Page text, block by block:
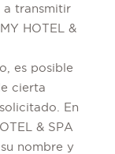
a transmitir
HOTEL &
es posible
cierta
En
& SPA
nombre y